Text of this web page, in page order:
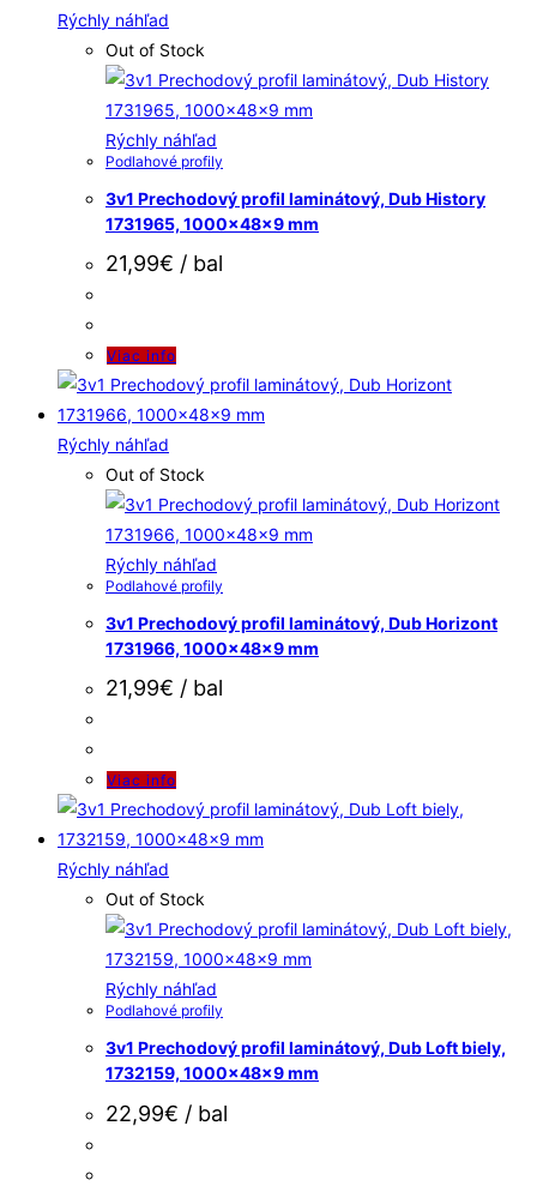
Rýchly náhľad
Out of Stock
Rýchly náhľad
Podlahové profily
3v1 Prechodový profil laminátový, Dub History
1731965, 1000x48x9 mm
21,99€ / bal
Viac info
Rýchly náhľad
Out of Stock
Rýchly náhľad
Podlahové profily
3v1 Prechodový profil laminátový, Dub Horizont
1731966, 1000x48x9 mm
21,99€ / bal
Viac info
Rýchly náhľad
Out of Stock
Rýchly náhľad
Podlahové profily
3v1 Prechodový profil laminátový, Dub Loft biely,
1732159, 1000x48x9 mm
22,99€ / bal